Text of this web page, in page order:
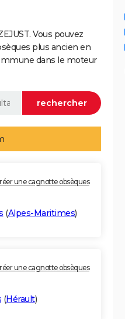
Vous pouvez
plus ancien en
dans le moteur
une cagnotte obsèques
(Alpes-Maritimes)
une cagnotte obsèques
(Hérault)